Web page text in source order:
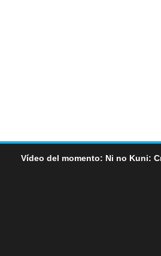
Vídeo del momento: Ni no Kuni: